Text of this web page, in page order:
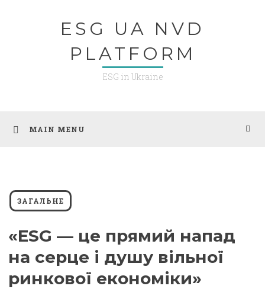
ESG UA NVD
PLATFORM
ESG in Ukraine
MAIN MENU
ЗАГАЛЬНЕ
«ESG — це прямий напад
на серце і душу вільної
ринкової економіки»